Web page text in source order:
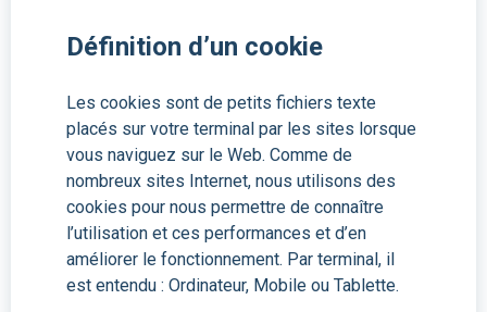
Définition d’un cookie
Les cookies sont de petits fichiers texte
placés sur votre terminal par les sites lorsque
vous naviguez sur le Web. Comme de
nombreux sites Internet, nous utilisons des
cookies pour nous permettre de connaître
l’utilisation et ces performances et d’en
améliorer le fonctionnement. Par terminal, il
est entendu : Ordinateur, Mobile ou Tablette.